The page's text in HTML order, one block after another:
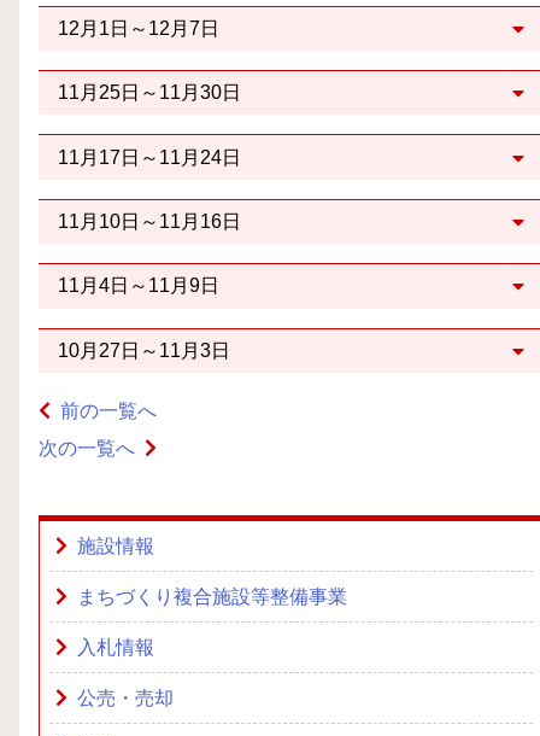
12月1日～12月7日
11月25日～11月30日
11月17日～11月24日
11月10日～11月16日
11月4日～11月9日
10月27日～11月3日
前の一覧へ
次の一覧へ
施設情報
まちづくり複合施設等整備事業
入札情報
公売・売却